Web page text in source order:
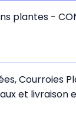
-
Courroies
et